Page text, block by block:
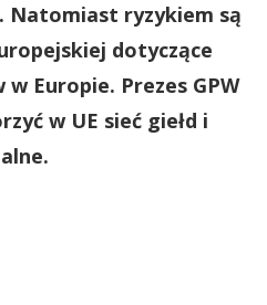
Natomiast ryzykiem są
dotyczące
Europie. Prezes GPW
w UE sieć giełd i